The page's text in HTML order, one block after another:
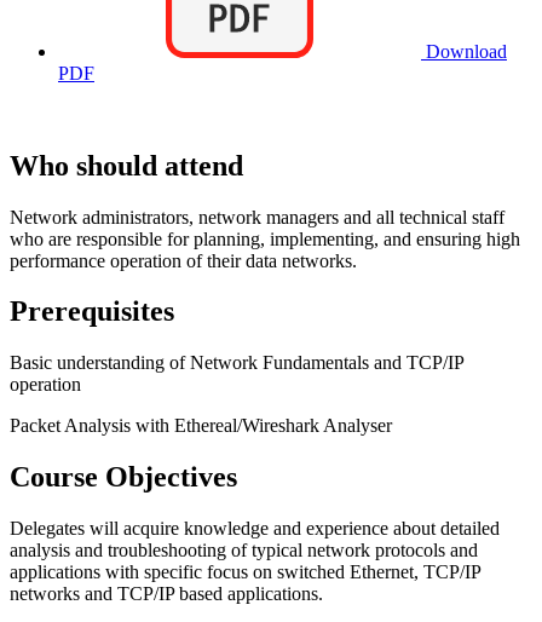
Download
PDF
Who should attend
Network administrators, network managers and all technical staff
who are responsible for planning, implementing, and ensuring high
performance operation of their data networks.
Prerequisites
Basic understanding of Network Fundamentals and TCP/IP
operation
Packet Analysis with Ethereal/Wireshark Analyser
Course Objectives
Delegates will acquire knowledge and experience about detailed
analysis and troubleshooting of typical network protocols and
applications with specific focus on switched Ethernet, TCP/IP
networks and TCP/IP based applications.